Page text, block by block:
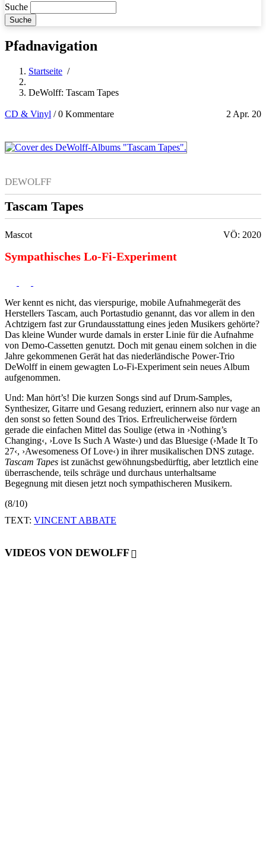
Suche
Pfadnavigation
Startseite /
DeWolff: Tascam Tapes
CD & Vinyl 2 Apr. 20
/0 Kommentare
DEWOLFF
Tascam Tapes
Mascot VÖ: 2020
Sympathisches Lo-Fi-Experiment
Wer kennt es nicht, das vierspurige, mobile Aufnahmegerät des
Herstellers Tascam, auch Portastudio genannt, das vor allem in den
Achtzigern fast zur Grundausstattung eines jeden Musikers gehörte?
Das kleine Wunder wurde damals in erster Linie für die Aufnahme
von Demo-Cassetten genutzt. Doch mit genau einem solchen in die
Jahre gekommenen Gerät hat das niederländische Power-Trio
DeWolff in einem gewagten Lo-Fi-Experiment sein neues Album
aufgenommen.
Und: Man hört’s! Die kurzen Songs sind auf Drum-Samples,
Synthesizer, Gitarre und Gesang reduziert, erinnern also nur vage an
den sonst so fetten Sound des Trios. Erfreulicherweise fördern
gerade die einfachen Mittel das Soulige (etwa in ›Nothing’s
Changing‹, ›Love Is Such A Waste‹) und das Bluesige (›Made It To
27‹, ›Awesomeness Of Love‹) in ihrer musikalischen DNS zutage.
Tascam Tapes ist zunächst gewöhnungsbedürftig, aber letztlich eine
überraschende, teils schräge und durchaus unterhaltsame
Begegnung mit diesen jetzt noch sympathischeren Musikern.
(8/10)
TEXT: VINCENT ABBATE
VIDEOS VON DEWOLFF